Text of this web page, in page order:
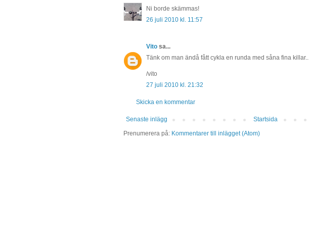
Ni borde skämmas!
26 juli 2010 kl. 11:57
Vito sa...
Tänk om man ändå fått cykla en runda med såna fina killar..
/vito
27 juli 2010 kl. 21:32
Skicka en kommentar
Senaste inlägg
Startsida
Prenumerera på: Kommentarer till inlägget (Atom)